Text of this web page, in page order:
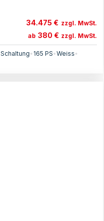
34.475 € zzgl. MwSt.
ab 380 € zzgl. MwSt.
Schaltung• 165 PS•Weiss•